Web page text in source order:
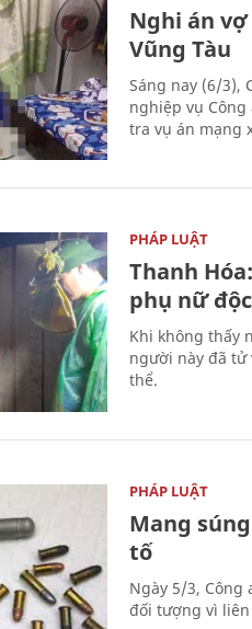
Nghi án
Vũng Tàu
Sáng nay (6/3),
nghiệp vụ
tra vụ án mạng
PHÁP LUẬT
Thanh
phụ nữ
Khi không thấy
người này đã
thể.
PHÁP LUẬT
Mang
tố
Ngày 5/3, Công
đối tượng vì